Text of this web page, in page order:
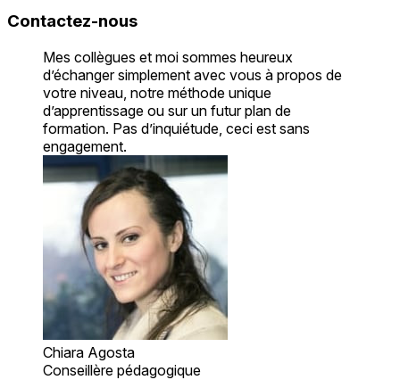
Contactez-nous
Mes collègues et moi sommes heureux
d’échanger simplement avec vous à propos de
votre niveau, notre méthode unique
d’apprentissage ou sur un futur plan de
formation. Pas d’inquiétude, ceci est sans
engagement.
Chiara Agosta
Conseillère pédagogique